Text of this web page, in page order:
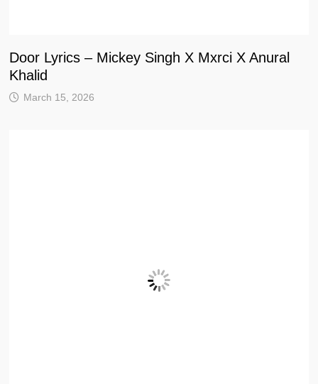
Door Lyrics – Mickey Singh X Mxrci X Anural
Khalid
March 15, 2026